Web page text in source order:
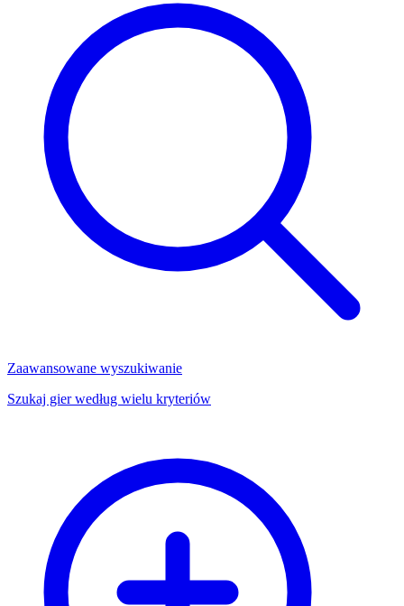
Zaawansowane wyszukiwanie
Szukaj gier według wielu kryteriów